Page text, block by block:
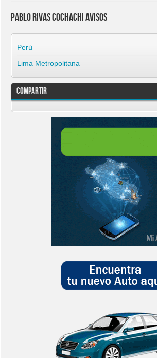
PABLO RIVAS COCHACHI avisos
Perú
Lima Metropolitana
Compartir